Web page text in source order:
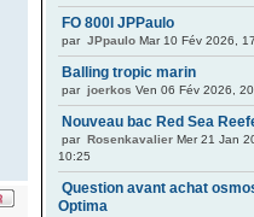
FO 800l JPPaulo
par JPpaulo Mar 10 Fév 2026,
Balling tropic marin
par joerkos Ven 06 Fév 2026,
Nouveau bac Red Sea
par Rosenkavalier Mer 21 Jan
10:25
Question avant achat
Optima